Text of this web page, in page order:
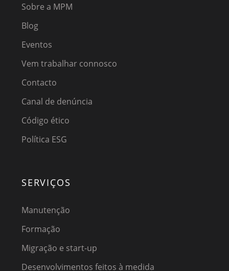
Sobre a MPM
Blog
Eventos
Vem trabalhar connosco
Contacto
Canal de denúncia
Código ético
Política ESG
SERVIÇOS
Manutenção
Formação
Migração e start-up
Desenvolvimentos feitos à medida